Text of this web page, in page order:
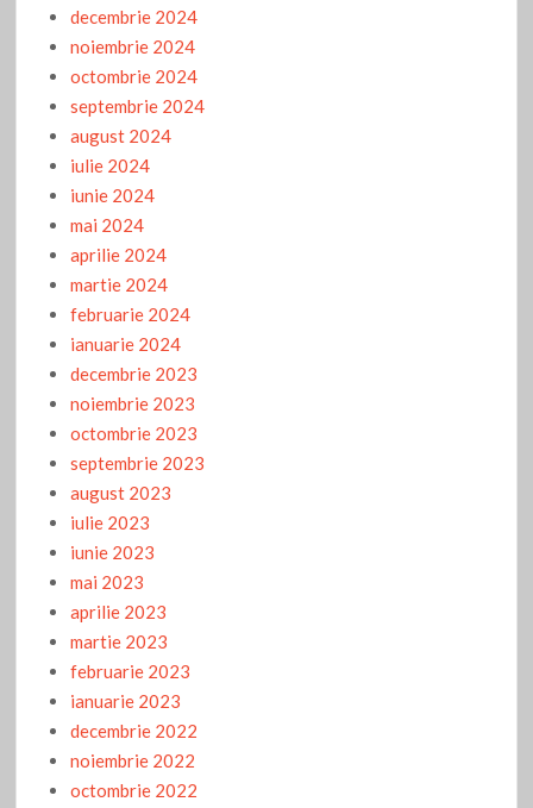
decembrie 2024
noiembrie 2024
octombrie 2024
septembrie 2024
august 2024
iulie 2024
iunie 2024
mai 2024
aprilie 2024
martie 2024
februarie 2024
ianuarie 2024
decembrie 2023
noiembrie 2023
octombrie 2023
septembrie 2023
august 2023
iulie 2023
iunie 2023
mai 2023
aprilie 2023
martie 2023
februarie 2023
ianuarie 2023
decembrie 2022
noiembrie 2022
octombrie 2022